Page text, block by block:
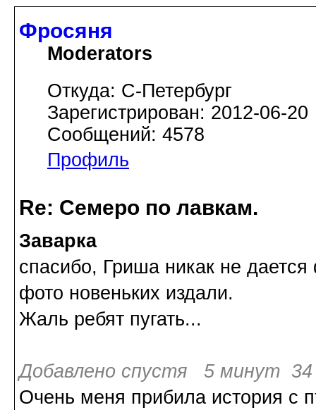
Фросяня
Moderators
Откуда: С-Петербург
Зарегистрирован: 2012-06-20
Сообщений: 4578
Профиль
Re: Семеро по лавкам.
Заварка
спасибо, Гриша никак не
фото новеньких издали.
Жаль ребят пугать...
Добавлено спустя 5 минут 34
Очень меня прибила история с